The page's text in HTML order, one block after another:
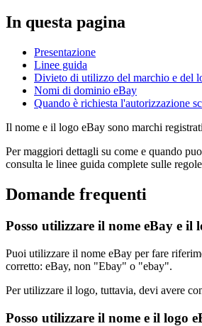
In questa pagina
Presentazione
Linee guida
Divieto di utilizzo del marchio e del
Nomi di dominio eBay
Quando è richiesta l'autorizzazione
Il nome e il logo eBay sono marchi
Per maggiori dettagli su come e quando
consulta le linee guida complete sulle
Domande frequenti
Posso utilizzare il nome eBay e il
Puoi utilizzare il nome eBay per fare
corretto: eBay, non "Ebay" o "ebay".
Per utilizzare il logo, tuttavia, devi avere
Posso utilizzare il nome e il logo